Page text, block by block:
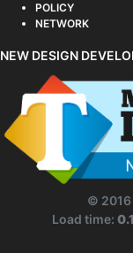
POLICY
NETWORK
NEW DESIGN
©
Load time: